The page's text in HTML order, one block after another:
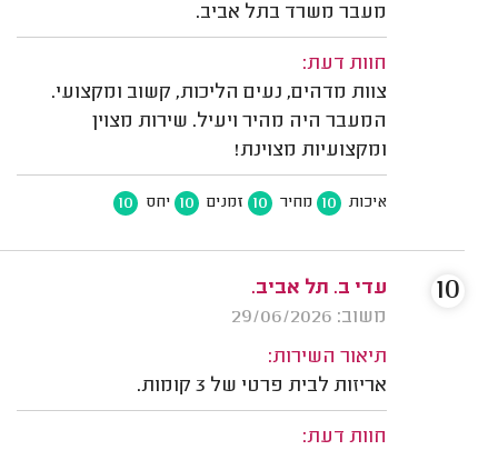
מעבר משרד בתל אביב.
חוות דעת:
צוות מדהים, נעים הליכות, קשוב ומקצועי.
המעבר היה מהיר ויעיל. שירות מצוין
ומקצועיות מצוינת!
איכות 10 מחיר 10 זמנים 10 יחס 10
עדי ב. תל אביב.
משוב: 29/06/2026
תיאור השירות:
אריזות לבית פרטי של 3 קומות.
חוות דעת:
10